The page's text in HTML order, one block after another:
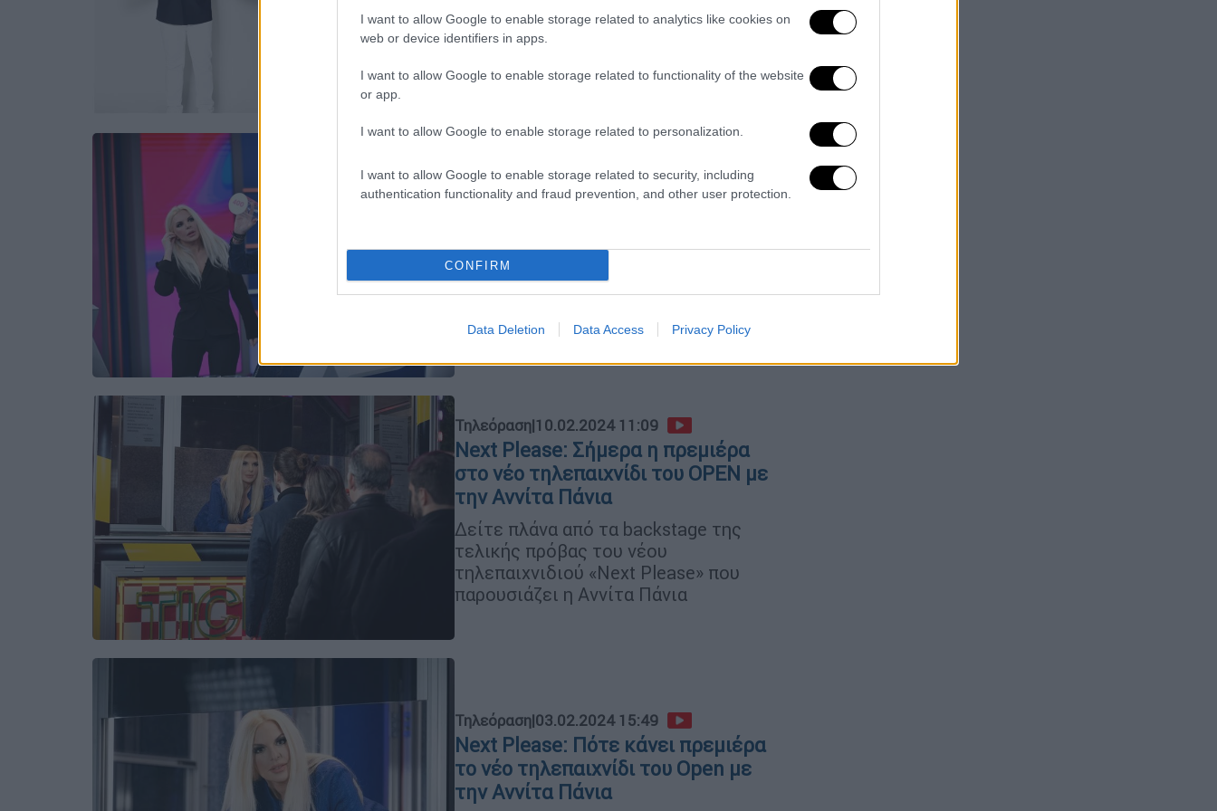
I want to allow Google to enable storage related to analytics like cookies on
web or device identifiers in apps.
I want to allow Google to enable storage related to functionality of the website
or app.
I want to allow Google to enable storage related to personalization.
I want to allow Google to enable storage related to security, including
authentication functionality and fraud prevention, and other user protection.
CONFIRM
Data Deletion Data Access Privacy Policy
Γουμενίδη, που μεταδίδεται πλέον σε
άλλη ώρα και η πρεμιέρα του «Next
τους τηλεθεατές
Next Please: Η Αννίτα Πάνια
Με χορό και κέφι έκανε την πρώτη
της εμφάνιση στο πλατό του Next
συνέχεια έκανε και τον πρόλογό της
Τηλεόραση|10.02.2024 11:09
Next Please: Σήμερα η πρεμιέρα
στο νέο τηλεπαιχνίδι του OPEN με
την Αννίτα Πάνια
Δείτε πλάνα από τα backstage της
τελικής πρόβας του νέου
τηλεπαιχνιδιού «Next Please» που
παρουσιάζει η Αννίτα Πάνια
Τηλεόραση|03.02.2024 15:49
Next Please: Πότε κάνει πρεμιέρα
το νέο τηλεπαιχνίδι του Open με
την Αννίτα Πάνια